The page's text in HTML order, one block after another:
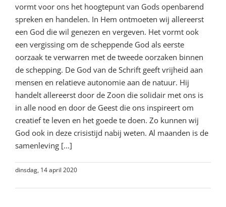
vormt voor ons het hoogtepunt van Gods openbarend
spreken en handelen. In Hem ontmoeten wij allereerst
een God die wil genezen en vergeven. Het vormt ook
een vergissing om de scheppende God als eerste
oorzaak te verwarren met de tweede oorzaken binnen
de schepping. De God van de Schrift geeft vrijheid aan
mensen en relatieve autonomie aan de natuur. Hij
handelt allereerst door de Zoon die solidair met ons is
in alle nood en door de Geest die ons inspireert om
creatief te leven en het goede te doen. Zo kunnen wij
God ook in deze crisistijd nabij weten. Al maanden is de
samenleving [...]
dinsdag, 14 april 2020